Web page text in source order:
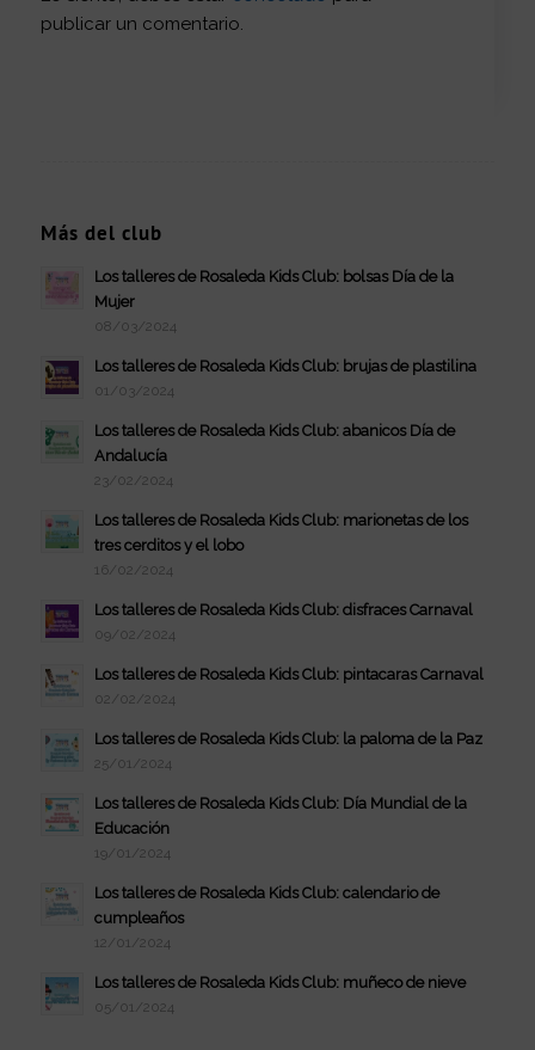
publicar un comentario.
Más del club
Los talleres de Rosaleda Kids Club: bolsas Día de la
Mujer
08/03/2024
Los talleres de Rosaleda Kids Club: brujas de plastilina
01/03/2024
Los talleres de Rosaleda Kids Club: abanicos Día de
Andalucía
23/02/2024
Los talleres de Rosaleda Kids Club: marionetas de los
tres cerditos y el lobo
16/02/2024
Los talleres de Rosaleda Kids Club: disfraces Carnaval
09/02/2024
Los talleres de Rosaleda Kids Club: pintacaras Carnaval
02/02/2024
Los talleres de Rosaleda Kids Club: la paloma de la Paz
25/01/2024
Los talleres de Rosaleda Kids Club: Día Mundial de la
Educación
19/01/2024
Los talleres de Rosaleda Kids Club: calendario de
cumpleaños
12/01/2024
Los talleres de Rosaleda Kids Club: muñeco de nieve
05/01/2024